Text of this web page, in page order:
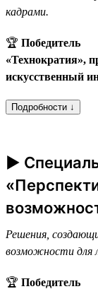
кадрами.
🏆 Победитель
«Технократия»,
искусственный
Подробности ↓
►
Решения,
возможности для
🏆 Победитель